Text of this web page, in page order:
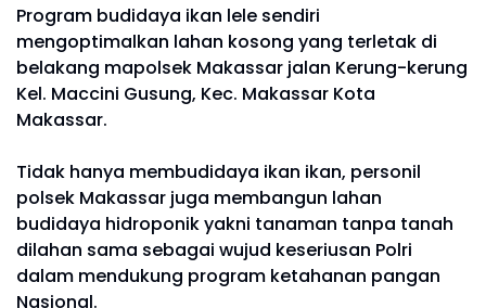
Program budidaya ikan lele sendiri
mengoptimalkan lahan kosong yang terletak di
belakang mapolsek Makassar jalan Kerung-kerung
Kel. Maccini Gusung, Kec. Makassar Kota
Makassar.
Tidak hanya membudidaya ikan ikan, personil
polsek Makassar juga membangun lahan
budidaya hidroponik yakni tanaman tanpa tanah
dilahan sama sebagai wujud keseriusan Polri
dalam mendukung program ketahanan pangan
Nasional.